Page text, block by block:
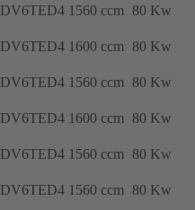
DV6TED4 1560 ccm 80 Kw
DV6TED4 1600 ccm 80 Kw
DV6TED4 1560 ccm 80 Kw
DV6TED4 1600 ccm 80 Kw
DV6TED4 1560 ccm 80 Kw
DV6TED4 1560 ccm 80 Kw